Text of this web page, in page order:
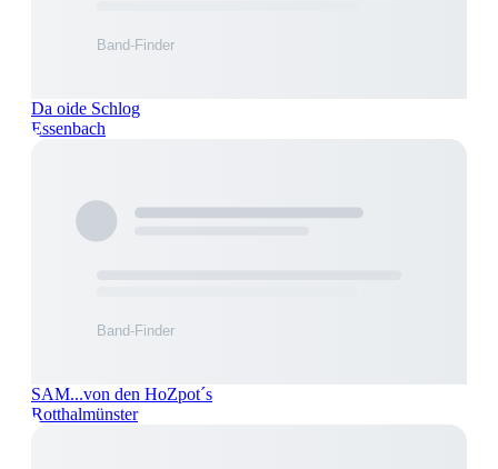
Da oide Schlog
Essenbach
SAM...von den HoZpot´s
Rotthalmünster